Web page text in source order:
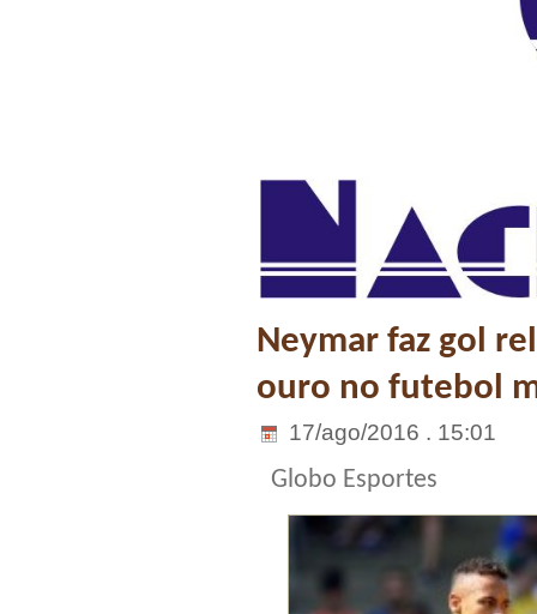
Neymar faz gol
ouro no futebol
17/ago/2016 . 15:01
Globo Esportes